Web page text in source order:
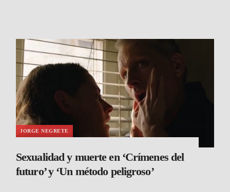
JORGE NEGRETE
Sexualidad y muerte en ‘Crímenes del
futuro’ y ‘Un método peligroso’